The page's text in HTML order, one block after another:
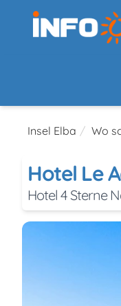
Insel Elba Wo
Hotel Le
Hotel 4 Sterne